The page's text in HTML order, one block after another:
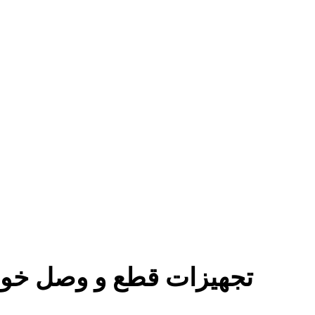
تجهیزات قطع و وصل